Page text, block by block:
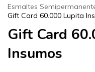
Esmaltes
Gift Card 60.000 Lupita
Gift Card
Insumos